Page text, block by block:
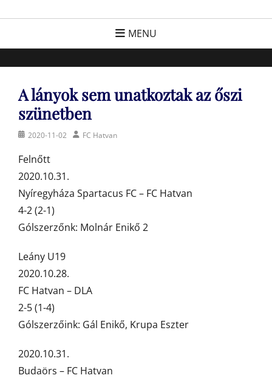
FC Hatvan
Egyesület a hatvani labdarúgásért, sportért!
MENU
A lányok sem unatkoztak az őszi
szünetben
Posted2020-11-02 AuthorFC Hatvan
Felnőtt
2020.10.31.
Nyíregyháza Spartacus FC – FC Hatvan
4-2 (2-1)
Gólszerzőnk: Molnár Enikő 2
Leány U19
2020.10.28.
FC Hatvan – DLA
2-5 (1-4)
Gólszerzőink: Gál Enikő, Krupa Eszter
2020.10.31.
Budaörs – FC Hatvan